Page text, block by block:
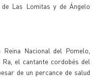
Las Lomitas y de Ángelo
Nacional del Pomelo,
el cantante cordobés del
de un percance de salud